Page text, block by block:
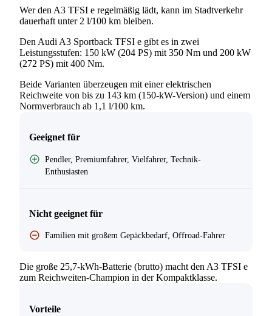
Wer den A3 TFSI e regelmäßig lädt, kann im Stadtverkehr
dauerhaft unter 2 l/100 km bleiben.
Den Audi A3 Sportback TFSI e gibt es in zwei
Leistungsstufen: 150 kW (204 PS) mit 350 Nm und 200 kW
(272 PS) mit 400 Nm.
Beide Varianten überzeugen mit einer elektrischen
Reichweite von bis zu 143 km (150-kW-Version) und einem
Normverbrauch ab 1,1 l/100 km.
Geeignet für
Pendler, Premiumfahrer, Vielfahrer, Technik-
Enthusiasten
Nicht geeignet für
Familien mit großem Gepäckbedarf, Offroad-Fahrer
Die große 25,7-kWh-Batterie (brutto) macht den A3 TFSI e
zum Reichweiten-Champion in der Kompaktklasse.
Vorteile